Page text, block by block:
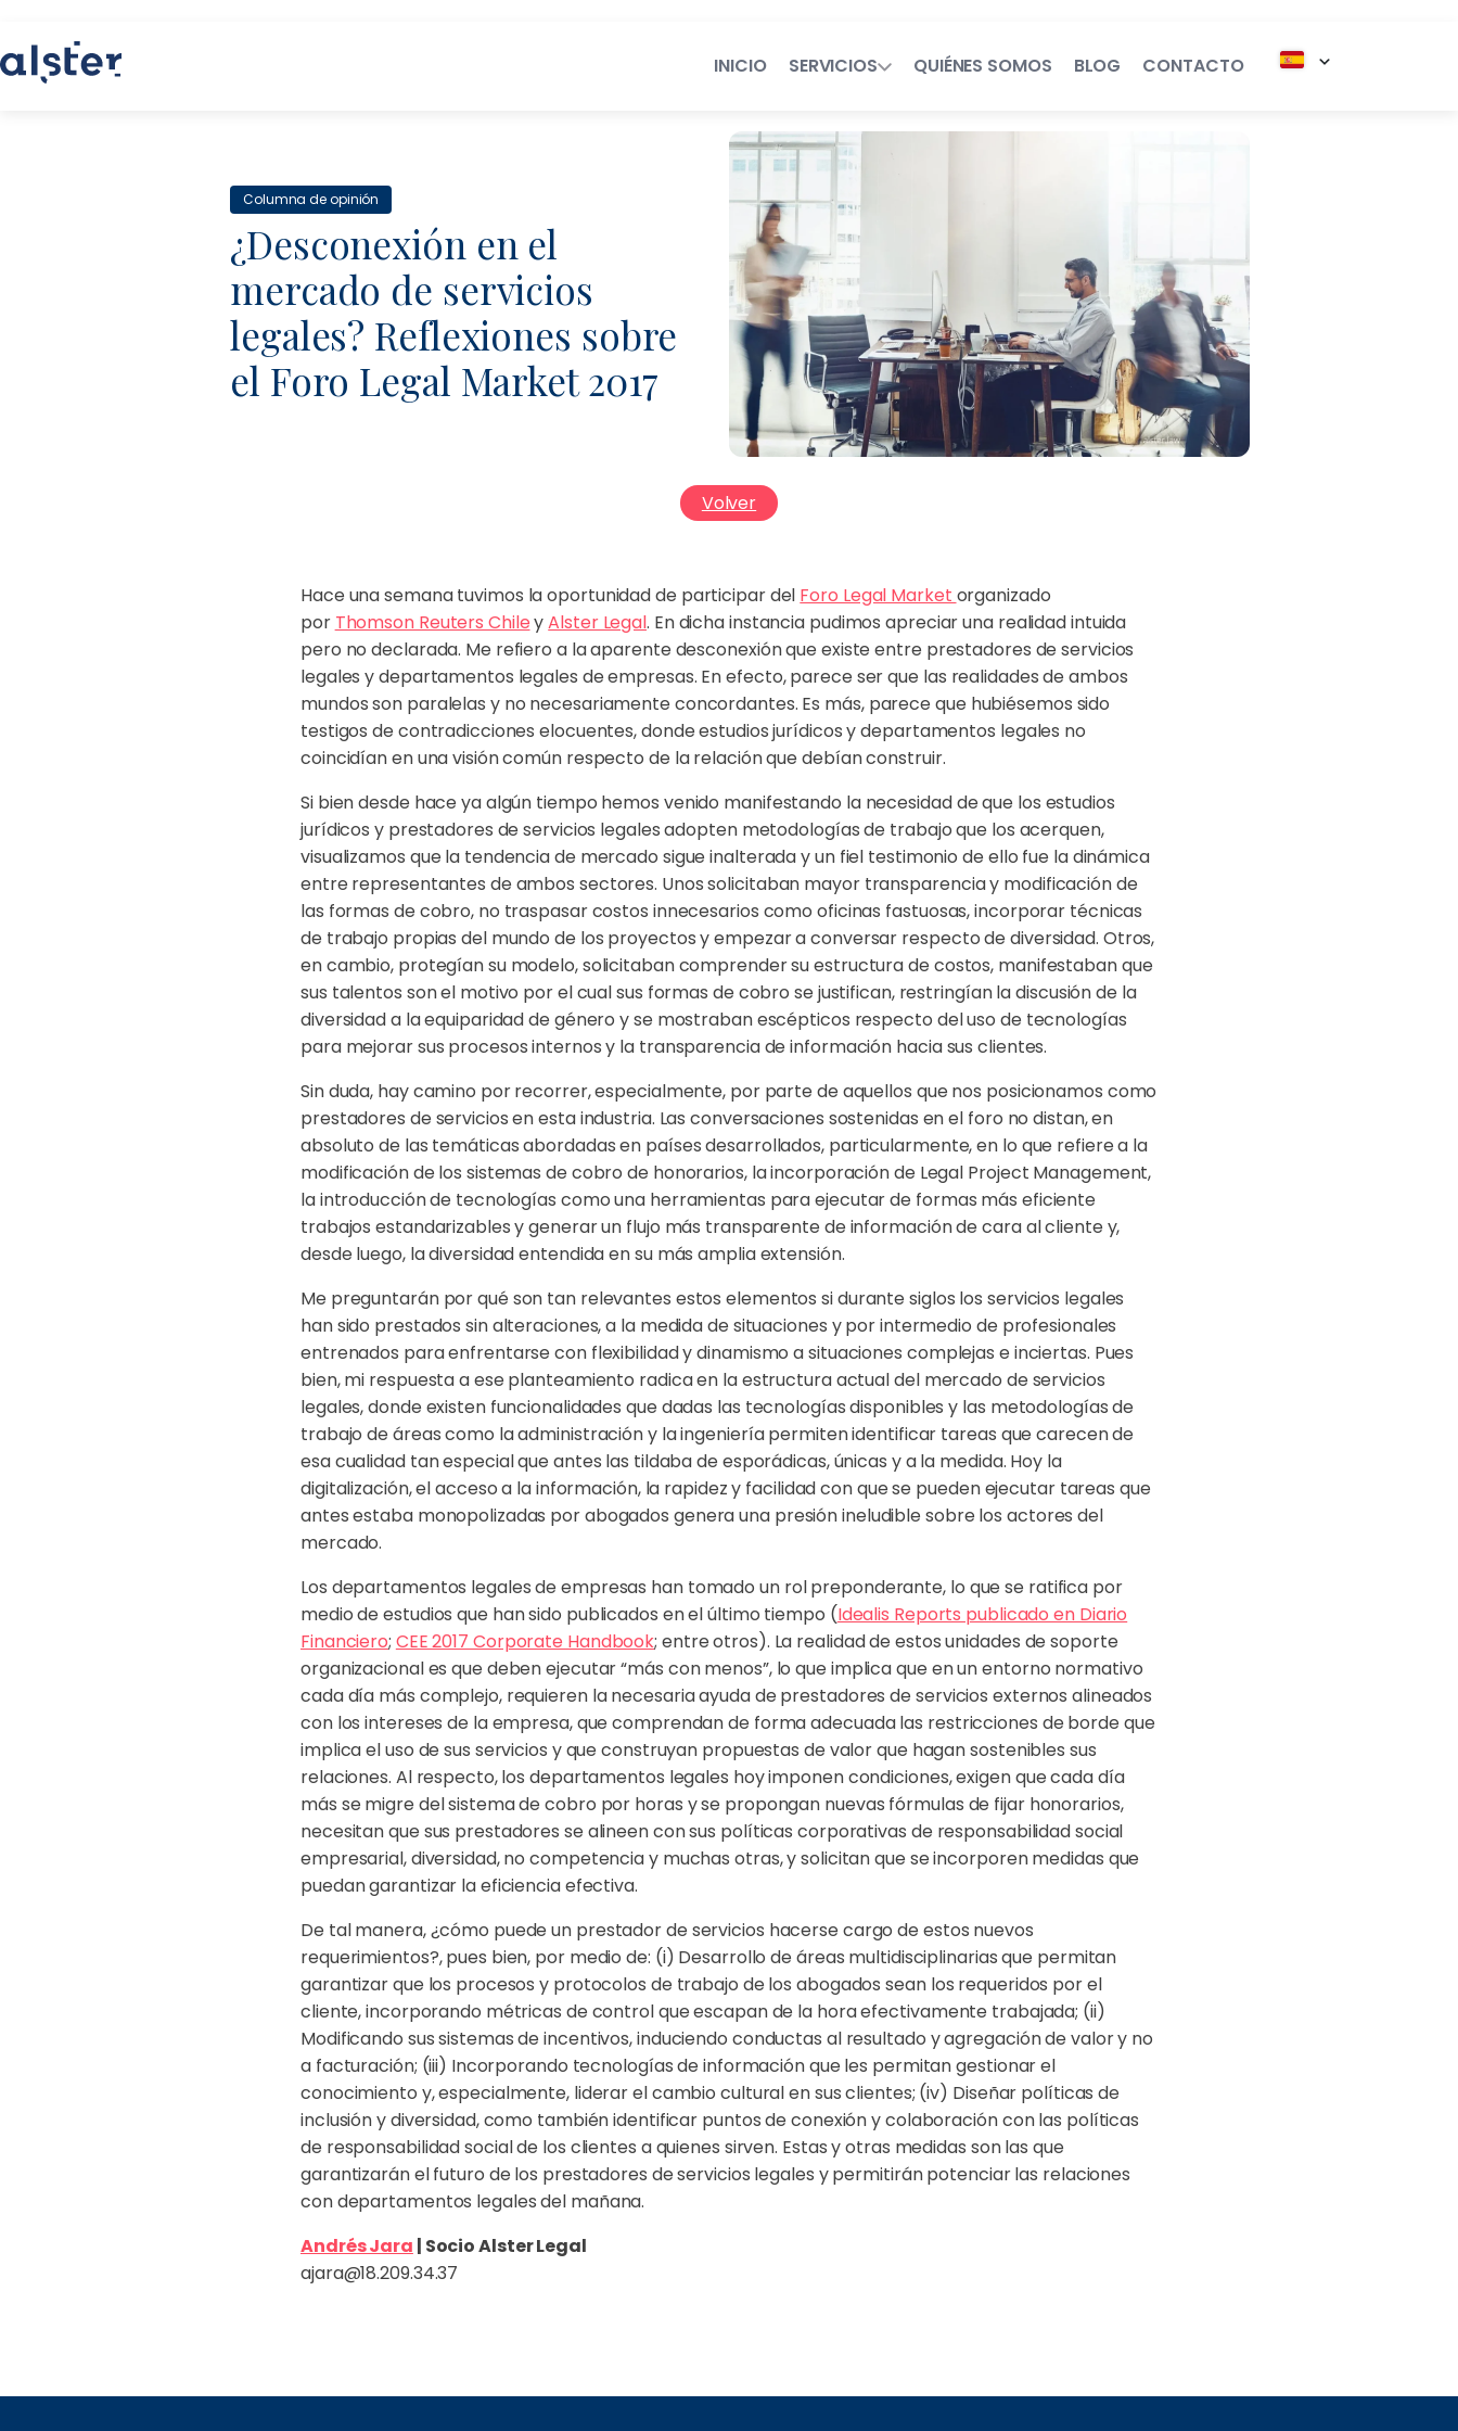
INICIO SERVICIOS
Consultoría en Operaciones Legales
Contratación Eficiente
Talento Legal Flexible
QUIÉNES SOMOS BLOG CONTACTO
Columna de opinión
¿Desconexión en el
mercado de servicios
legales? Reflexiones sobre
el Foro Legal Market 2017
Volver
Hace una semana tuvimos la oportunidad de participar del Foro Legal Market organizado
por Thomson Reuters ChileyAlster Legal. En dicha instancia pudimos apreciar una realidad intuida
pero no declarada. Me refiero a la aparente desconexión que existe entre prestadores de servicios
legales y departamentos legales de empresas. En efecto, parece ser que las realidades de ambos
mundos son paralelas y no necesariamente concordantes. Es más, parece que hubiésemos sido
testigos de contradicciones elocuentes, donde estudios jurídicos y departamentos legales no
coincidían en una visión común respecto de la relación que debían construir.
Si bien desde hace ya algún tiempo hemos venido manifestando la necesidad de que los estudios
jurídicos y prestadores de servicios legales adopten metodologías de trabajo que los acerquen,
visualizamos que la tendencia de mercado sigue inalterada y un fiel testimonio de ello fue la dinámica
entre representantes de ambos sectores. Unos solicitaban mayor transparencia y modificación de
las formas de cobro, no traspasar costos innecesarios como oficinas fastuosas, incorporar técnicas
de trabajo propias del mundo de los proyectos y empezar a conversar respecto de diversidad. Otros,
en cambio, protegían su modelo, solicitaban comprender su estructura de costos, manifestaban que
sus talentos son el motivo por el cual sus formas de cobro se justifican, restringían la discusión de la
diversidad a la equiparidad de género y se mostraban escépticos respecto del uso de tecnologías
para mejorar sus procesos internos y la transparencia de información hacia sus clientes.
Sin duda, hay camino por recorrer, especialmente, por parte de aquellos que nos posicionamos como
prestadores de servicios en esta industria. Las conversaciones sostenidas en el foro no distan, en
absoluto de las temáticas abordadas en países desarrollados, particularmente, en lo que refiere a la
modificación de los sistemas de cobro de honorarios, la incorporación de Legal Project Management,
la introducción de tecnologías como una herramientas para ejecutar de formas más eficiente
trabajos estandarizables y generar un flujo más transparente de información de cara al cliente y,
desde luego, la diversidad entendida en su más amplia extensión.
Me preguntarán por qué son tan relevantes estos elementos si durante siglos los servicios legales
han sido prestados sin alteraciones, a la medida de situaciones y por intermedio de profesionales
entrenados para enfrentarse con flexibilidad y dinamismo a situaciones complejas e inciertas. Pues
bien, mi respuesta a ese planteamiento radica en la estructura actual del mercado de servicios
legales, donde existen funcionalidades que dadas las tecnologías disponibles y las metodologías de
trabajo de áreas como la administración y la ingeniería permiten identificar tareas que carecen de
esa cualidad tan especial que antes las tildaba de esporádicas, únicas y a la medida. Hoy la
digitalización, el acceso a la información, la rapidez y facilidad con que se pueden ejecutar tareas que
antes estaba monopolizadas por abogados genera una presión ineludible sobre los actores del
mercado.
Los departamentos legales de empresas han tomado un rol preponderante, lo que se ratifica por
medio de estudios que han sido publicados en el último tiempo (Idealis Reports publicado en Diario
Financiero; CEE 2017 Corporate Handbook; entre otros). La realidad de estos unidades de soporte
organizacional es que deben ejecutar “más con menos”, lo que implica que en un entorno normativo
cada día más complejo, requieren la necesaria ayuda de prestadores de servicios externos alineados
con los intereses de la empresa, que comprendan de forma adecuada las restricciones de borde que
implica el uso de sus servicios y que construyan propuestas de valor que hagan sostenibles sus
relaciones. Al respecto, los departamentos legales hoy imponen condiciones, exigen que cada día
más se migre del sistema de cobro por horas y se propongan nuevas fórmulas de fijar honorarios,
necesitan que sus prestadores se alineen con sus políticas corporativas de responsabilidad social
empresarial, diversidad, no competencia y muchas otras, y solicitan que se incorporen medidas que
puedan garantizar la eficiencia efectiva.
De tal manera, ¿cómo puede un prestador de servicios hacerse cargo de estos nuevos
requerimientos?, pues bien, por medio de: (i) Desarrollo de áreas multidisciplinarias que permitan
garantizar que los procesos y protocolos de trabajo de los abogados sean los requeridos por el
cliente, incorporando métricas de control que escapan de la hora efectivamente trabajada; (ii)
Modificando sus sistemas de incentivos, induciendo conductas al resultado y agregación de valor y no
a facturación; (iii) Incorporando tecnologías de información que les permitan gestionar el
conocimiento y, especialmente, liderar el cambio cultural en sus clientes; (iv) Diseñar políticas de
inclusión y diversidad, como también identificar puntos de conexión y colaboración con las políticas
de responsabilidad social de los clientes a quienes sirven. Estas y otras medidas son las que
garantizarán el futuro de los prestadores de servicios legales y permitirán potenciar las relaciones
con departamentos legales del mañana.
Andrés Jara | Socio Alster Legal
ajara@18.209.34.37